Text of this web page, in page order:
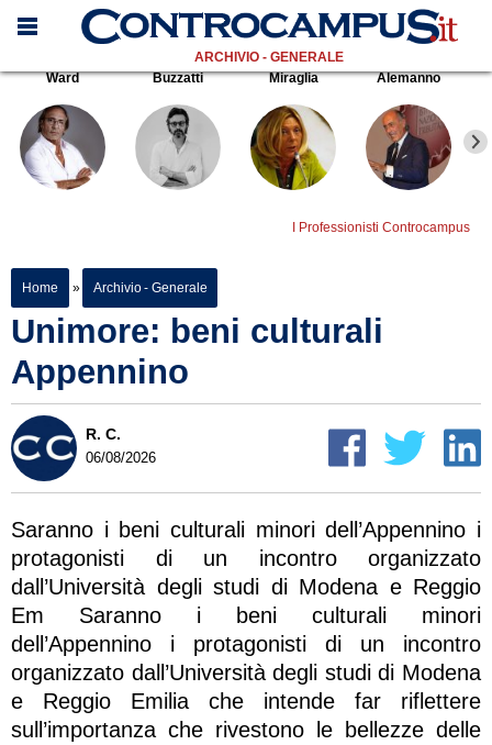
ARCHIVIO - GENERALE
Ward
Buzzatti Miraglia Alemanno
I Professionisti Controcampus
Home » Archivio - Generale
Unimore: beni culturali
Appennino
R. C.
06/08/2026
Saranno i beni culturali minori dell’Appennino i
protagonisti di un incontro organizzato
dall’Università degli studi di Modena e Reggio
Em Saranno i beni culturali minori
dell’Appennino i protagonisti di un incontro
organizzato dall’Università degli studi di Modena
e Reggio Emilia che intende far riflettere
sull’importanza che rivestono le bellezze delle